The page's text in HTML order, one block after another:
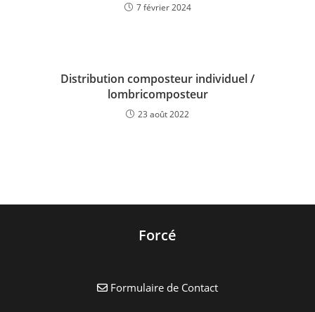
7 février 2024
Distribution composteur individuel /
lombricomposteur
23 août 2022
Forcé
Formulaire de Contact